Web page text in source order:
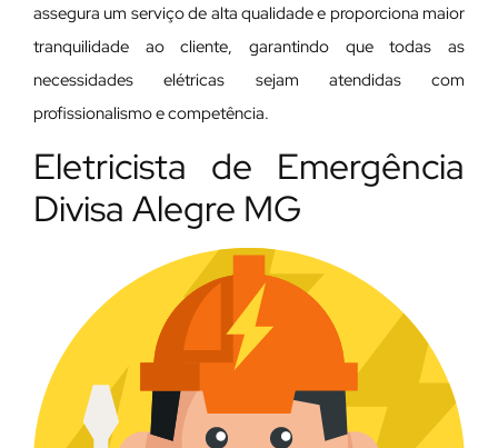
assegura um serviço de alta qualidade e proporciona maior
tranquilidade ao cliente, garantindo que todas as
necessidades elétricas sejam atendidas com
profissionalismo e competência.
Eletricista de Emergência
Divisa Alegre MG